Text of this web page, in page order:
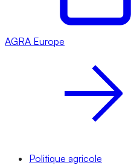
AGRA Europe
Politique agricole